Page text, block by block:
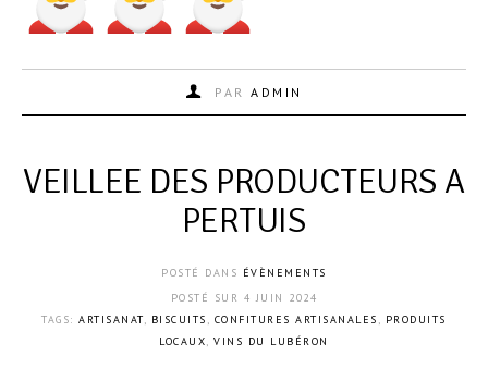
PAR ADMIN
VEILLEE DES PRODUCTEURS A
PERTUIS
POSTÉ DANS ÉVÈNEMENTS
POSTÉ SUR 4 JUIN 2024
TAGS:ARTISANAT, BISCUITS , CONFITURES ARTISANALES , PRODUITS
LOCAUX,VINS DU LUBÉRON